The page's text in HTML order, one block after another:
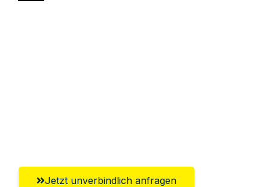
Jetzt unverbindlich anfragen